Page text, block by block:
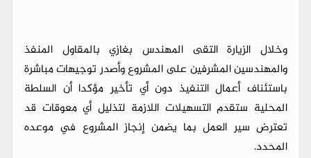
وخلال الزيارة التقى المهندس بغازي بالمقاول المنفذ
والمهندسين المشرفين على المشروع وأصدر توجيهات مباشرة
باستئناف أعمال التنفيذ دون أي تأخير مؤكدا أن السلطة
المحلية ستقدم التسهيلات اللازمة لتذليل أي معوقات قد
تعترض سير العمل بما يضمن إنجاز المشروع في موعده
المحدد.